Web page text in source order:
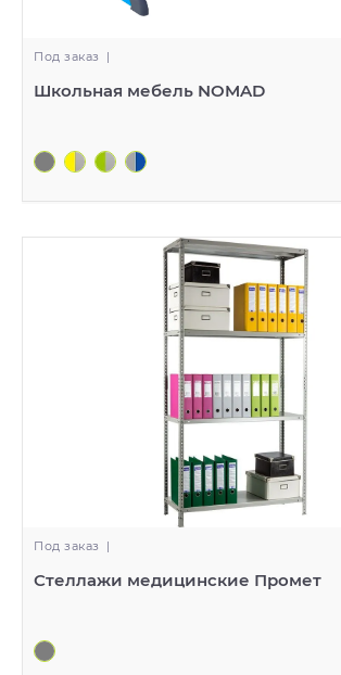
Под заказ |
Школьная мебель NOMAD
Под заказ |
Стеллажи медицинские Промет